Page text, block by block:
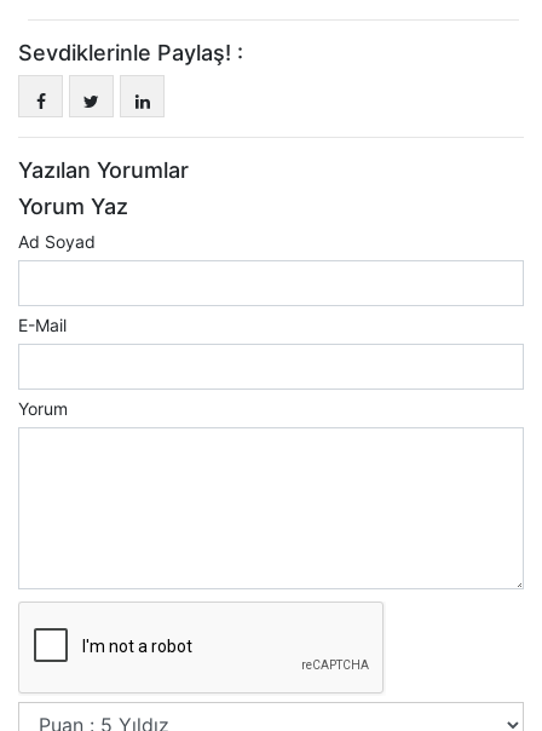
Sevdiklerinle Paylaş! :
Yazılan Yorumlar
Yorum Yaz
Ad Soyad
E-Mail
Yorum